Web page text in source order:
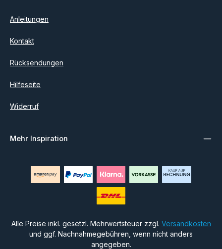
Anleitungen
Kontakt
Rücksendungen
Hilfeseite
Widerruf
Mehr Inspiration
Alle Preise inkl. gesetzl. Mehrwertsteuer zzgl. Versandkosten
und ggf. Nachnahmegebühren, wenn nicht anders
angegeben.